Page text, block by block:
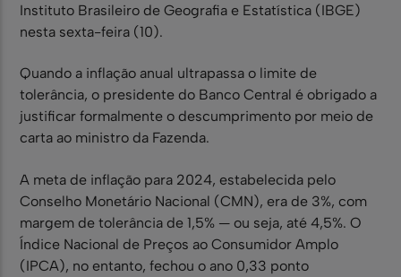
Instituto Brasileiro de Geografia e Estatística (IBGE)
nesta sexta-feira (10).
Quando a inflação anual ultrapassa o limite de
tolerância, o presidente do Banco Central é obrigado a
justificar formalmente o descumprimento por meio de
carta ao ministro da Fazenda.
A meta de inflação para 2024, estabelecida pelo
Conselho Monetário Nacional (CMN), era de 3%, com
margem de tolerância de 1,5% — ou seja, até 4,5%. O
Índice Nacional de Preços ao Consumidor Amplo
(IPCA), no entanto, fechou o ano 0,33 ponto